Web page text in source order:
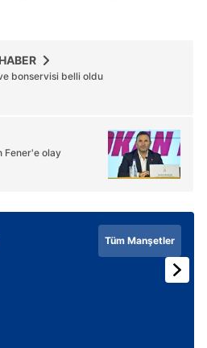
ve bonservisi belli oldu
Fener'e olay
Tüm Manşetler